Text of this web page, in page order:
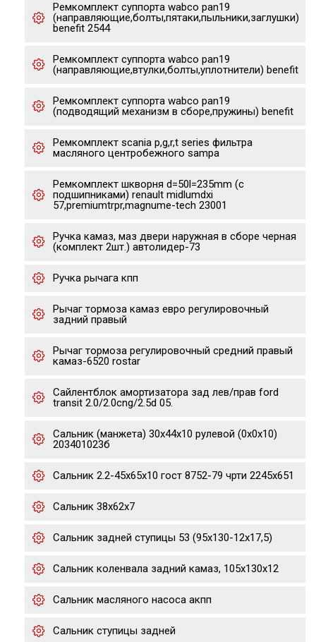
Ремкомплект суппорта wabco pan19
(направляющие,болты,пятаки,пыльники,заглушки)
benefit 2544
Ремкомплект суппорта wabco pan19
(направляющие,втулки,болты,уплотнители) benefit
Ремкомплект суппорта wabco pan19
(подводящий механизм в сборе,пружины) benefit
Ремкомплект scania p,g,r,t series фильтра
масляного центробежного sampa
Ремкомплект шкворня d=50l=235mm (с
подшипниками) renault midlumdxi
57,premiumtrpr,magnume-tech 23001
Ручка камаз, маз двери наружная в сборе черная
(комплект 2шт.) автолидер-73
Ручка рычага кпп
Рычаг тормоза камаз евро регулировочный
задний правый
Рычаг тормоза регулировочный средний правый
камаз-6520 rostar
Сайлентблок амортизаторa зад лев/прав ford
transit 2.0/2.0cng/2.5d 05.
Сальник (манжета) 30х44х10 рулевой (0х0х10)
203401023б
Сальник 2.2-45х65х10 гост 8752-79 чрти 2245х651
Сальник 38х62х7
Сальник задней ступицы 53 (95х130-12х17,5)
Сальник коленвала задний камаз, 105х130х12
Сальник масляного насоса акпп
Сальник ступицы задней